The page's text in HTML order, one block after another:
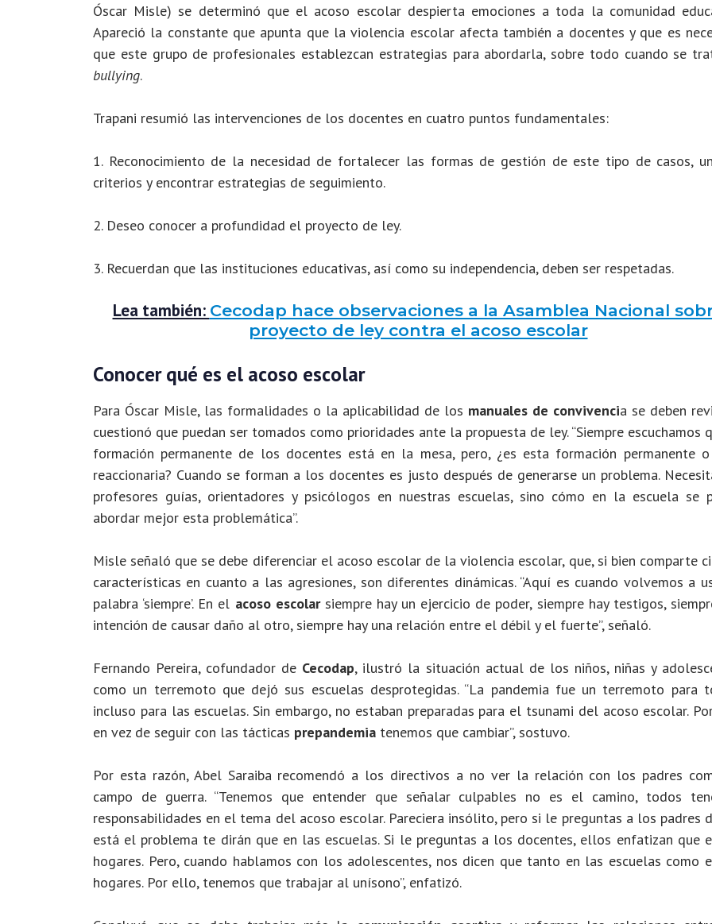
Óscar Misle) se determinó que el acoso escolar despierta emociones a toda la comunidad
Apareció la constante que apunta que la violencia escolar afecta también a docentes y que es
que este grupo de profesionales establezcan estrategias para abordarla, sobre todo cuando se
bullying.
Trapani resumió las intervenciones de los docentes en cuatro puntos fundamentales:
1. Reconocimiento de la necesidad de fortalecer las formas de gestión de este tipo de casos,
criterios y encontrar estrategias de seguimiento.
2. Deseo conocer a profundidad el proyecto de ley.
3. Recuerdan que las instituciones educativas, así como su independencia, deben ser respetadas.
Lea también: Cecodap hace observaciones a la Asamblea Nacional
proyecto de ley contra el acoso escolar
Conocer qué es el acoso escolar
Para Óscar Misle, las formalidades o la aplicabilidad de los manuales de convivencia se deben
cuestionó que puedan ser tomados como prioridades ante la propuesta de ley. “Siempre escuchamos
formación permanente de los docentes está en la mesa, pero, ¿es esta formación permanente
reaccionaria? Cuando se forman a los docentes es justo después de generarse un problema.
profesores guías, orientadores y psicólogos en nuestras escuelas, sino cómo en la escuela se
abordar mejor esta problemática”.
Misle señaló que se debe diferenciar el acoso escolar de la violencia escolar, que, si bien comparte
características en cuanto a las agresiones, son diferentes dinámicas. “Aquí es cuando volvemos a
palabra ‘siempre’. En el acoso escolarsiempre hay un ejercicio de poder, siempre hay testigos,
intención de causar daño al otro, siempre hay una relación entre el débil y el fuerte”, señaló.
Fernando Pereira, cofundador de Cecodap, ilustró la situación actual de los niños, niñas y
como un terremoto que dejó sus escuelas desprotegidas. “La pandemia fue un terremoto para
incluso para las escuelas. Sin embargo, no estaban preparadas para el tsunami del acoso escolar.
en vez de seguir con las tácticas prepandemia tenemos que cambiar”, sostuvo.
Por esta razón, Abel Saraiba recomendó a los directivos a no ver la relación con los padres
campo de guerra. “Tenemos que entender que señalar culpables no es el camino, todos
responsabilidades en el tema del acoso escolar. Pareciera insólito, pero si le preguntas a los padres
está el problema te dirán que en las escuelas. Si le preguntas a los docentes, ellos enfatizan que
hogares. Pero, cuando hablamos con los adolescentes, nos dicen que tanto en las escuelas como
hogares. Por ello, tenemos que trabajar al unísono”, enfatizó.